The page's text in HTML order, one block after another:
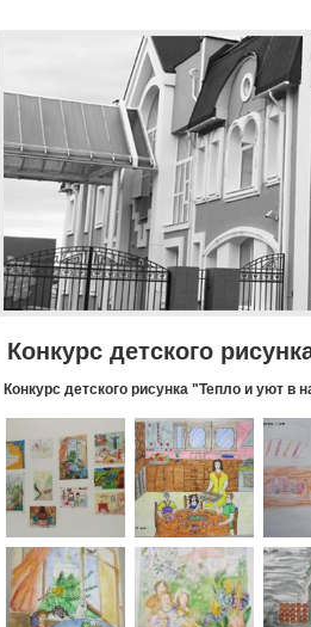
Конкурс детского
Конкурс детского рисунка "Тепло и уют в